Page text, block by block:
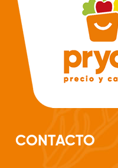
CONTACTO